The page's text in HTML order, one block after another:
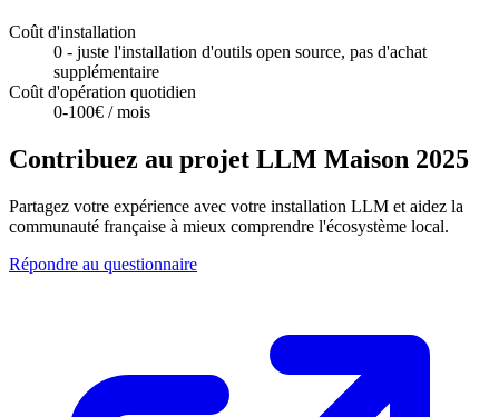
Coût d'installation
0 - juste l'installation d'outils open source, pas d'achat
supplémentaire
Coût d'opération quotidien
0-100€ / mois
Contribuez au projet LLM Maison 2025
Partagez votre expérience avec votre installation LLM et aidez la
communauté française à mieux comprendre l'écosystème local.
Répondre au questionnaire